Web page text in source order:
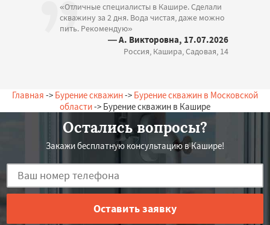
«Отличные специалисты в Кашире. Сделали
скважину за 2 дня. Вода чистая, даже можно
пить. Рекомендую»
— А. Викторовна, 17.07.2026
Россия, Кашира, Садовая, 14
Главная -> Бурение скважин-> Бурение скважин в Московской
области-> Бурение скважин в Кашире
Остались вопросы?
Закажи бесплатную консультацию в Кашире!